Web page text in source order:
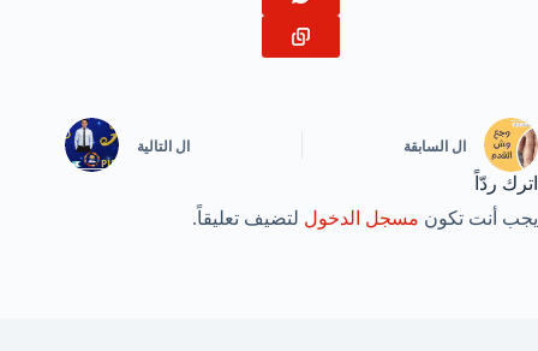
ال السابقة ال التالية
اترك ردّاً
يجب أنت تكون مسجل الدخول لتضيف تعليقاً.